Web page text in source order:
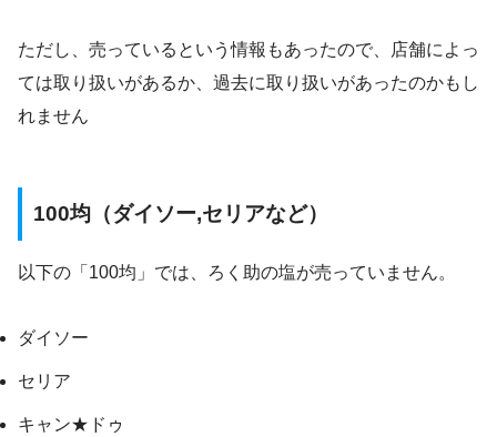
ただし、売っているという情報もあったので、店舗によっ
ては取り扱いがあるか、過去に取り扱いがあったのかもし
れません
100均（ダイソー,セリアなど）
以下の「100均」では、ろく助の塩が売っていません。
ダイソー
セリア
キャン★ドゥ